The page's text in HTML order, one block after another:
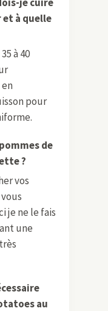
à quelle
à 40
pour
de
?
vos
je ne le fais
une
au